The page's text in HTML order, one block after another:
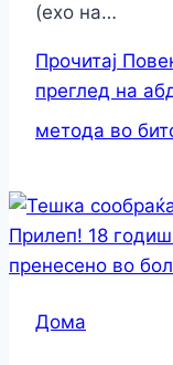
(ехо на…
Прочитај
преглед на
метода во
Дома